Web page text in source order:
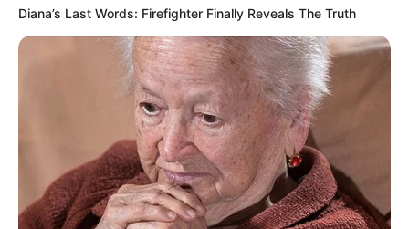
Diana’s Last Words: Firefighter Finally Reveals The Truth